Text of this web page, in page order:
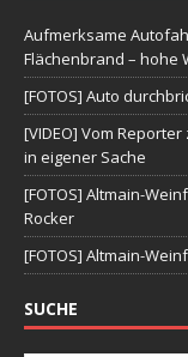
Aufmerksame
Flächenbrand – hohe
[FOTOS] Auto
[VIDEO] Vom
in eigener Sache
[FOTOS] Altmain-
Rocker
[FOTOS] Altmain-
SUCHE